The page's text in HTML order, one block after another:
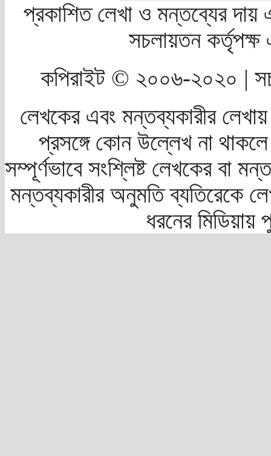
প্রকাশিত লেখা ও মন্তব্যের দায়
সচলায়তন
কপিরাইট © ২০০৬-২০২০ |
লেখকের এবং মন্তব্যকারীর
প্রসঙ্গে কোন উল্লেখ না
সম্পূর্ণভাবে সংশ্লিষ্ট লেখকের বা
মন্তব্যকারীর অনুমতি ব্যতিরেকে
ধরনের মিডিয়ায়